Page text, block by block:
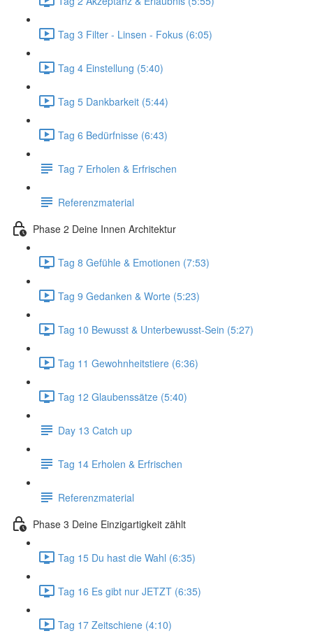
Tag 3 Filter - Linsen - Fokus (6:05)
Tag 4 Einstellung (5:40)
Tag 5 Dankbarkeit (5:44)
Tag 6 Bedürfnisse (6:43)
Tag 7 Erholen & Erfrischen
Referenzmaterial
Phase 2 Deine Innen Architektur
Tag 8 Gefühle & Emotionen (7:53)
Tag 9 Gedanken & Worte (5:23)
Tag 10 Bewusst & Unterbewusst-Sein (5:27)
Tag 11 Gewohnheitstiere (6:36)
Tag 12 Glaubenssätze (5:40)
Day 13 Catch up
Tag 14 Erholen & Erfrischen
Referenzmaterial
Phase 3 Deine Einzigartigkeit zählt
Tag 15 Du hast die Wahl (6:35)
Tag 16 Es gibt nur JETZT (6:35)
Tag 17 Zeitschiene (4:10)